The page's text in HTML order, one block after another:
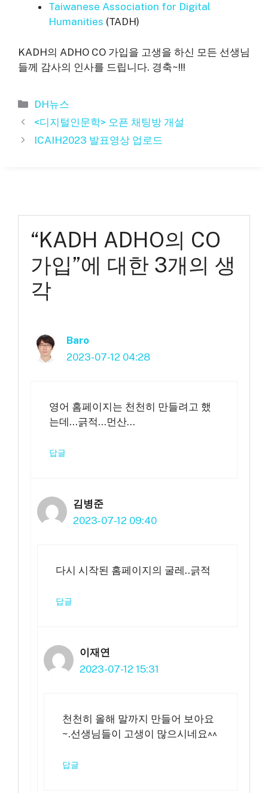
Taiwanese Association for Digital
Humanities (TADH)
KADH의 ADHO CO 가입을 고생을 하신 모든 선생님
들께 감사의 인사를 드립니다. 경축~!!!
카
테
리
DH뉴스
<디지털인문학> 오픈 채팅방 개설
ICAIH2023 발표영상 업로드
“KADH ADHO의 CO
가입”에 대한 3개의 생
각
Baro
2023-07-12 04:28
영어 홈페이지는 천천히 만들려고 했
는데…긁적…먼산…
답글
김병준
2023-07-12 09:40
다시 시작된 홈페이지의 굴레..긁적
답글
이재연
2023-07-12 15:31
천천히 올해 말까지 만들어 보아요
~.선생님들이 고생이 많으시네요^^
답글